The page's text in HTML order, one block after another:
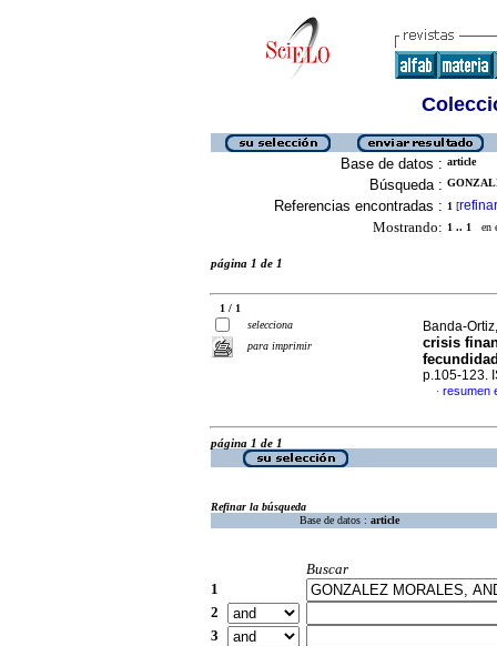
Base de datos : article
Búsqueda :
Referencias encontradas : 1 [refinar
Mostrando: 1 .. 1 en
página 1 de 1
1 / 1
selecciona
para imprimir
Banda-
crisis
p.105-123.
· resumen
página 1 de 1
Refinar la búsqueda
Base de datos : article
Buscar
1
2
3